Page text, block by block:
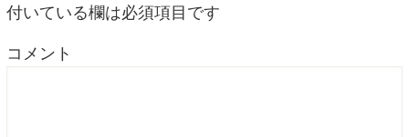
付いている欄は必須項目です
コメント